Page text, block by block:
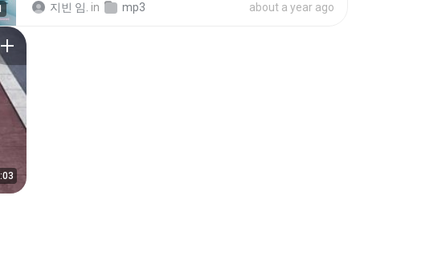
지빈 임. in mp3 about a year ago